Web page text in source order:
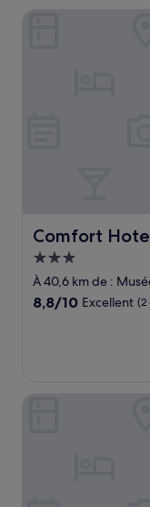
Comfort
Comfort Hotel
Hébergement
3.0 étoiles
À 40,6 km de :
8.8
8,8/10 Excellent (2